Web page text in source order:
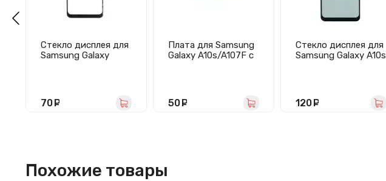
Стекло дисплея для
Samsung Galaxy
70
Плата для Samsung
Galaxy A10s/A107F с
50
Стекло дисплея для
Samsung Galaxy A10s
120
Похожие товары